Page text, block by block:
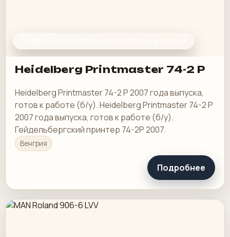
Heidelberg Printmaster 74-2 P
Heidelberg Printmaster 74-2 P 2007 года выпуска,
готов к работе (б/у). Heidelberg Printmaster 74-2 P
2007 года выпуска, готов к работе (б/у).
Гейдельбергский принтер 74-2P 2007.
Венгрия
Подробнее